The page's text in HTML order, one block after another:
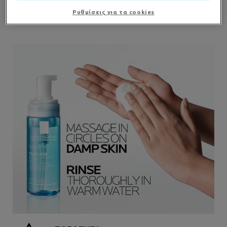
ΕΦΑΡΜΟΓΗΡυθμίσεις για τα cookies